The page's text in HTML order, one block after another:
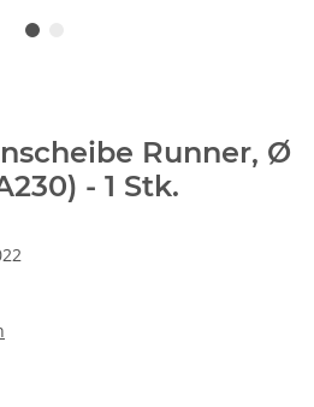
Runner, Ø
- 1 Stk.